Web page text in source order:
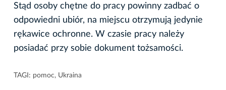
Stąd osoby chętne do pracy powinny zadbać o
odpowiedni ubiór, na miejscu otrzymują jedynie
rękawice ochronne. W czasie pracy należy
posiadać przy sobie dokument tożsamości.
TAGI: pomoc, Ukraina